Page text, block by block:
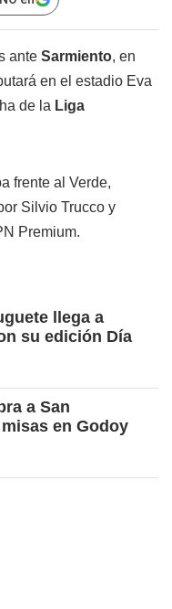
ante Sarmiento, en
en el estadio Eva
de la Liga
frente al Verde,
Silvio Trucco y
Premium.
llega a
su edición Día
a San
en Godoy